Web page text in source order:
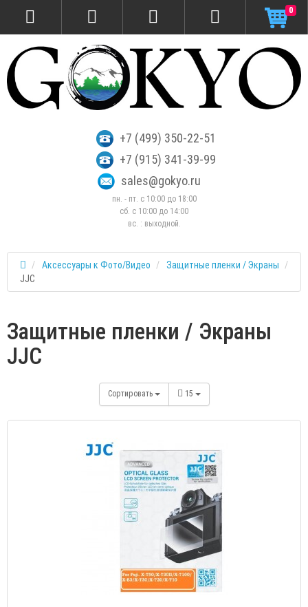
+7 (499) 350-22-51
+7 (915) 341-39-99
sales@gokyo.ru
пн. - пт. с 10:00 до 18:00
сб. c 10:00 до 14:00
вс. : выходной.
0
Аксессуары к Фото/Видео
Защитные пленки / Экраны
JJC
Защитные пленки / Экраны
JJC
Сортировать 15